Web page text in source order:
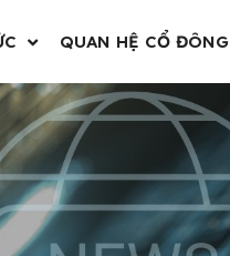
QUAN HỆ CỔ ĐÔNG